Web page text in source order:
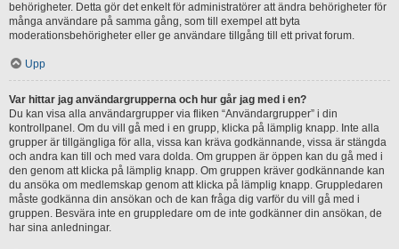
behörigheter. Detta gör det enkelt för administratörer att ändra behörigheter för
många användare på samma gång, som till exempel att byta
moderationsbehörigheter eller ge användare tillgång till ett privat forum.
Upp
Var hittar jag användargrupperna och hur går jag med i en?
Du kan visa alla användargrupper via fliken “Användargrupper” i din
kontrollpanel. Om du vill gå med i en grupp, klicka på lämplig knapp. Inte alla
grupper är tillgängliga för alla, vissa kan kräva godkännande, vissa är stängda
och andra kan till och med vara dolda. Om gruppen är öppen kan du gå med i
den genom att klicka på lämplig knapp. Om gruppen kräver godkännande kan
du ansöka om medlemskap genom att klicka på lämplig knapp. Gruppledaren
måste godkänna din ansökan och de kan fråga dig varför du vill gå med i
gruppen. Besvära inte en gruppledare om de inte godkänner din ansökan, de
har sina anledningar.